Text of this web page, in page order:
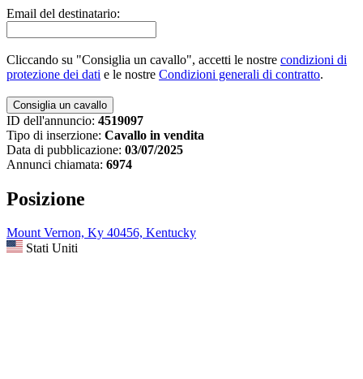
Email del destinatario:
Cliccando su "Consiglia un cavallo", accetti le nostre condizioni di
protezione dei dati e le nostre Condizioni generali di contratto.
ID dell'annuncio: 4519097
Tipo di inserzione: Cavallo in vendita
Data di pubblicazione: 03/07/2025
Annunci chiamata: 6974
Posizione
Mount Vernon, Ky 40456, Kentucky
Stati Uniti